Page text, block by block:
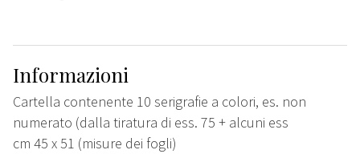
Informazioni
Cartella contenente 10 serigrafie a colori, es. non
numerato (dalla tiratura di ess. 75 + alcuni ess
cm 45 x 51 (misure dei fogli)